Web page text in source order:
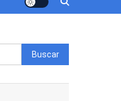
Buscar: